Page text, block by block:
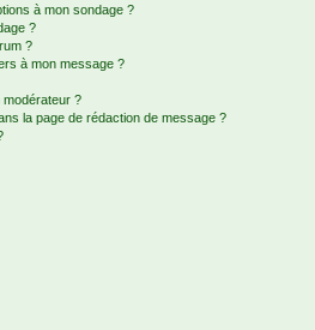
à mon sondage ?
?
?
à mon message ?
?
la page de rédaction de message ?